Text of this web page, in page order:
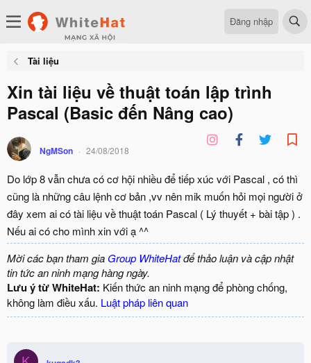
Đăng nhập
Tài liệu
Xin tài liệu về thuật toán lập trình
Pascal (Basic đến Nâng cao)
NgMSon 24/08/2018
Do lớp 8 vẫn chưa có cơ hội nhiều để tiếp xúc với Pascal , có thì
cũng là những câu lệnh cơ bản ,vv nên mik muốn hỏi mọi người ở
đây xem ai có tài liệu về thuật toán Pascal ( Lý thuyết + bài tập ) .
Nếu ai có cho mình xin với ạ ^^
Mời các bạn tham gia Group WhiteHatđể thảo luận và cập nhật
tin tức an ninh mạng hàng ngày.
Lưu ý từ WhiteHat: Kiến thức an ninh mạng để phòng chống,
không làm điều xấu. Luật pháp liên quan